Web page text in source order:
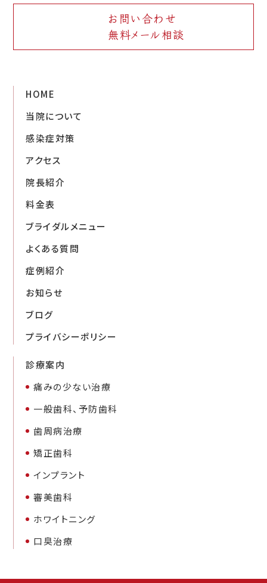
お問い合わせ
無料メール相談
HOME
当院について
感染症対策
アクセス
院長紹介
料金表
ブライダルメニュー
よくある質問
症例紹介
お知らせ
ブログ
プライバシーポリシー
診療案内
痛みの少ない治療
一般歯科、予防歯科
歯周病治療
矯正歯科
インプラント
審美歯科
ホワイトニング
口臭治療